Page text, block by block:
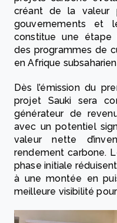
créant de la valeur
gouvernements et
constitue une étape
des programmes de
en Afrique
Dès l’émission du
projet Sauki sera
générateur de
avec un potentiel
valeur nette
rendement carbone.
phase initiale
à une montée en
meilleure visibilité